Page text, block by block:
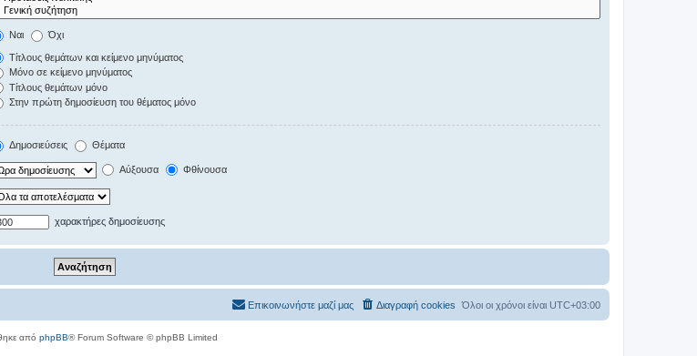
Ναι Όχι
Τίτλους θεμάτων και κείμενο μηνύματος
Μόνο σε κείμενο μηνύματος
Τίτλους θεμάτων μόνο
Στην πρώτη δημοσίευση του θέματος μόνο
Δημοσιεύσεις Θέματα
Αύξουσα Φθίνουσα
χαρακτήρες δημοσίευσης
Όλοι οι χρόνοι είναι UTC+03:00
Διαγραφή cookies
Επικοινωνήστε μαζί μας
από phpBB® Forum Software © phpBB Limited